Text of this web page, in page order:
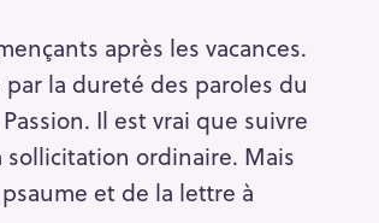
après les vacances.
la dureté des paroles du
Il est vrai que suivre
sollicitation ordinaire. Mais
et de la lettre à